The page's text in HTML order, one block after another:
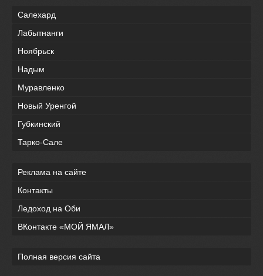
Салехард
Лабытнанги
Ноябрьск
Надым
Муравленко
Новый Уренгой
Губкинский
Тарко-Сале
Реклама на сайте
Контакты
Ледоход на Оби
ВКонтакте «МОЙ ЯМАЛ»
Полная версия сайта